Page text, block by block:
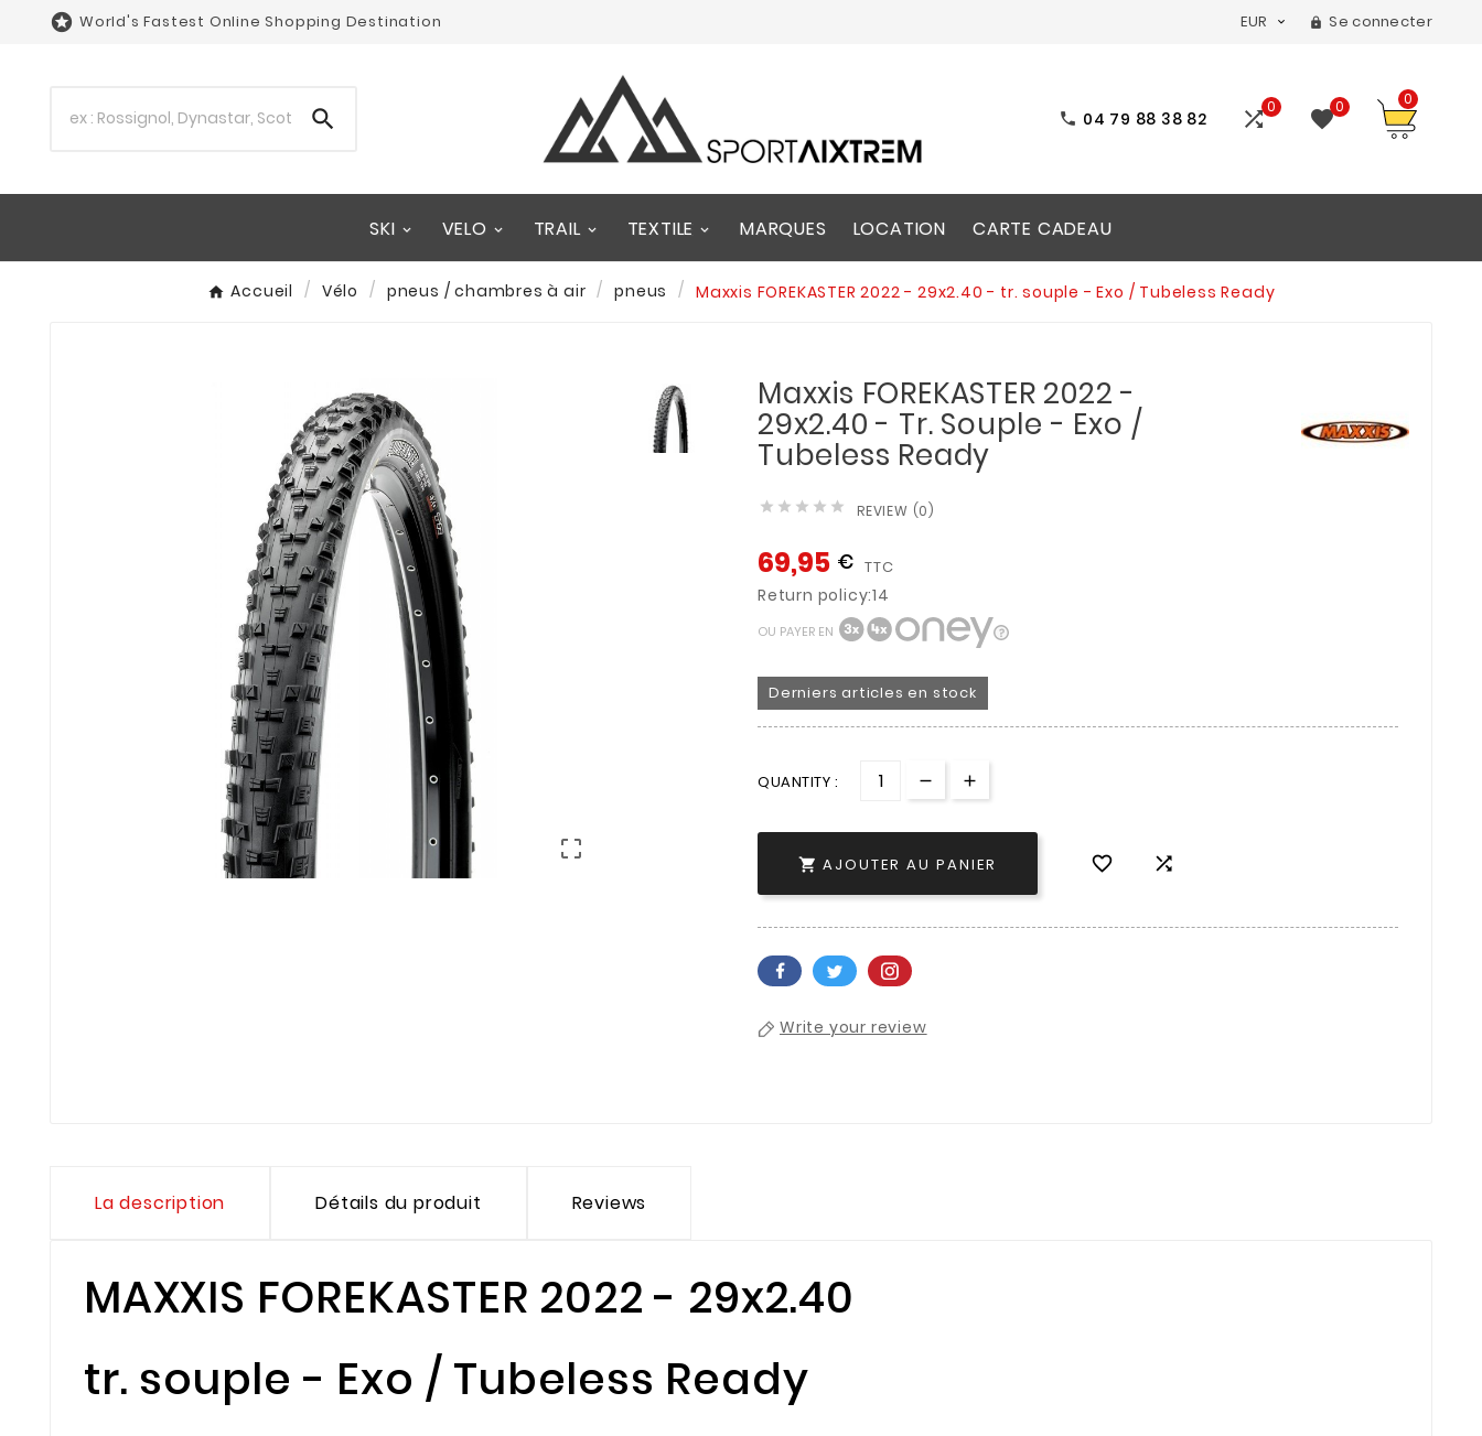
 World's Fastest Online Shopping Destination EUR   Se connecter
  04 79 88 38 82 0 0 0
SKI VELO TRAIL TEXTILE MARQUES LOCATION CARTE CADEAU
Accueil Vélo pneus / chambres à air pneus Maxxis FOREKASTER 2022 - 29x2.40 - tr. souple - Exo / Tubeless Ready

Maxxis FOREKASTER 2022 -
29x2.40 - Tr. Souple - Exo /
Tubeless Ready
     REVIEW (0)
69,95 € TTC
Return policy:14
OU PAYER EN
Derniers articles en stock
QUANTITY :
 AJOUTER AU PANIER  
Write your review
La description Détails du produit Reviews
MAXXIS FOREKASTER 2022 - 29x2.40
tr. souple - Exo / Tubeless Ready